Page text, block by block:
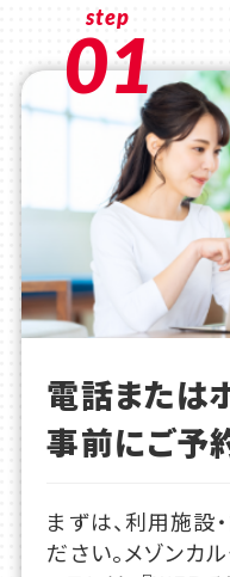
step
01
電話または
事前にご予
まずは、利用施設
ださい。メゾンカ